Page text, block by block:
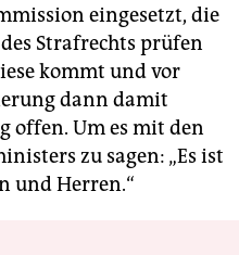
eingesetzt, die
Strafrechts prüfen
kommt und vor
dann damit
offen. Um es mit den
zu sagen: „Es ist
und Herren.“